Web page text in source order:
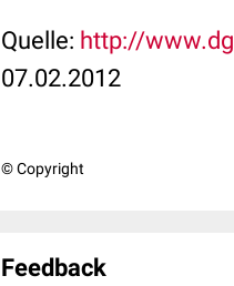
Quelle: http://
07.02.2012
© Copyright
Feedback